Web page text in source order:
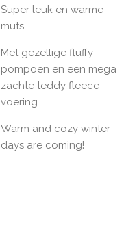
Super leuk en warme
muts.
Met gezellige fluffy
pompoen en een mega
zachte teddy fleece
voering.
Warm and cozy winter
days are coming!